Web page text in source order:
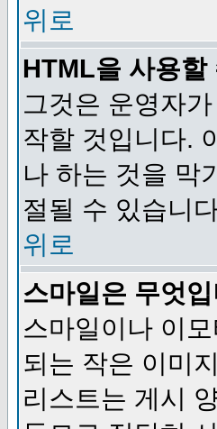
위로
HTML을 사용할
그것은 운영자
작할 것입니다.
나 하는 것을 막
절될 수 있습니
위로
스마일은 무엇
스마일이나 이
되는 작은 이미
리스트는 게시